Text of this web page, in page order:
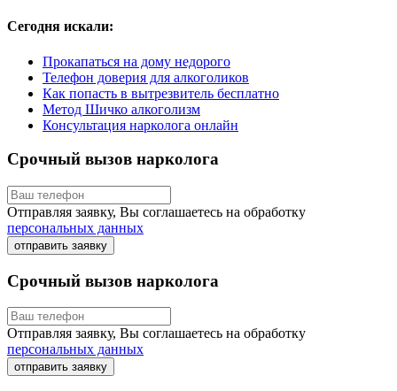
Сегодня искали:
Прокапаться на дому недорого
Телефон доверия для алкоголиков
Как попасть в вытрезвитель бесплатно
Метод Шичко алкоголизм
Консультация нарколога онлайн
Срочный вызов нарколога
Отправляя заявку, Вы соглашаетесь на обработку
персональных данных
отправить заявку
Срочный вызов нарколога
Отправляя заявку, Вы соглашаетесь на обработку
персональных данных
отправить заявку